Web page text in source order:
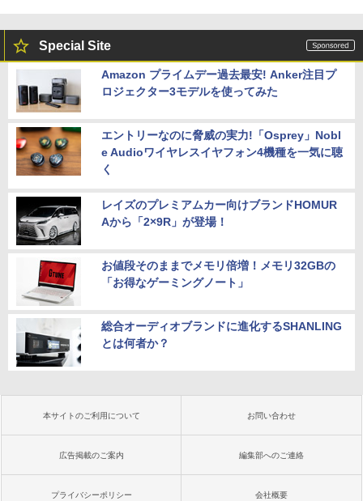
Special Site
Amazon プライムデー過去最安! Anker注目プ
ロジェクター3モデルを使ってみた
エントリーなのに脅威の実力!「Osprey」Nobl
e Audioワイヤレスイヤフォン4機種を一気に聴
く
レイズのプレミアムカー向けブランドHOMUR
Aから「2×9R」が登場！
お値段そのままでメモリ倍増！メモリ32GBの
「お得なゲーミングノート」
総合オーディオブランドに進化するSHANLING
とは何者か？
本サイトのご利用について お問い合わせ
広告掲載のご案内 編集部へのご連絡
プライバシーポリシー 会社概要